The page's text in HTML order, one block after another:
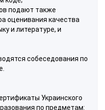
подают также
оценивания качества
и литературе, и
собеседования по
Украинского
по предметам: